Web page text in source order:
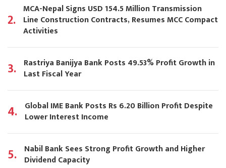
2.
MCA-Nepal Signs USD 154.5 Million Transmission
Line Construction Contracts, Resumes MCC Compact
Activities
3. Rastriya Banijya Bank Posts 49.53% Profit Growth in
Last Fiscal Year
4. Global IME Bank Posts Rs 6.20 Billion Profit Despite
Lower Interest Income
5. Nabil Bank Sees Strong Profit Growth and Higher
Dividend Capacity